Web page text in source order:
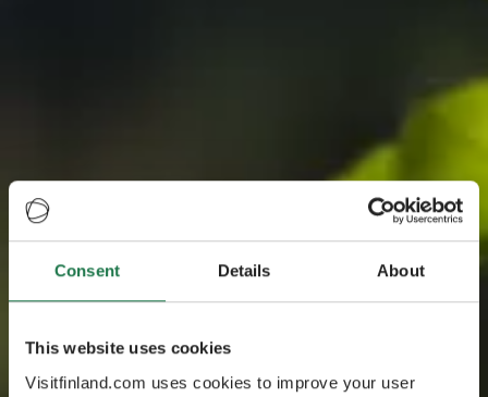
Consent Details About
This website uses cookies
Visitfinland.com uses cookies to improve your user